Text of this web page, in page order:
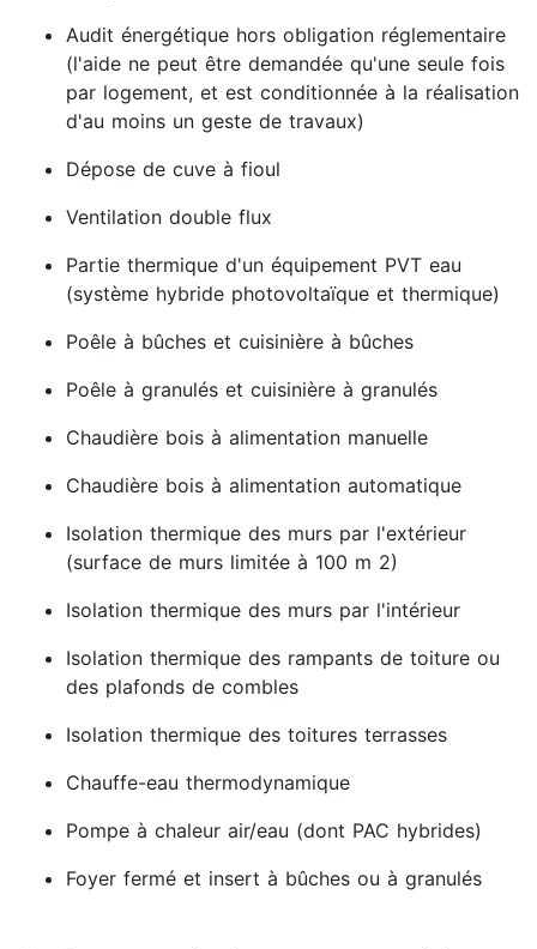
Audit énergétique hors obligation réglementaire
(l'aide ne peut être demandée qu'une seule fois
par logement, et est conditionnée à la réalisation
d'au moins un geste de travaux)
Dépose de cuve à fioul
Ventilation double flux
Partie thermique d'un équipement PVT eau
(système hybride photovoltaïque et thermique)
Poêle à bûches et cuisinière à bûches
Poêle à granulés et cuisinière à granulés
Chaudière bois à alimentation manuelle
Chaudière bois à alimentation automatique
Isolation thermique des murs par l'extérieur
(surface de murs limitée à 100 m 2)
Isolation thermique des murs par l'intérieur
Isolation thermique des rampants de toiture ou
des plafonds de combles
Isolation thermique des toitures terrasses
Chauffe-eau thermodynamique
Pompe à chaleur air/eau (dont PAC hybrides)
Foyer fermé et insert à bûches ou à granulés